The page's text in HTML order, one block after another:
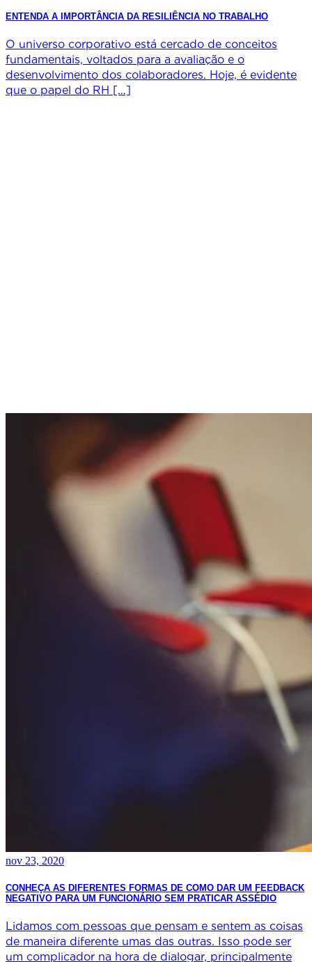
ENTENDA A IMPORTÂNCIA DA RESILIÊNCIA NO TRABALHO
O universo corporativo está cercado de conceitos
fundamentais, voltados para a avaliação e o
desenvolvimento dos colaboradores. Hoje, é evidente
que o papel do RH […]
nov 23, 2020
CONHEÇA AS DIFERENTES FORMAS DE COMO DAR UM FEEDBACK
NEGATIVO PARA UM FUNCIONÁRIO SEM PRATICAR ASSÉDIO
Lidamos com pessoas que pensam e sentem as coisas
de maneira diferente umas das outras. Isso pode ser
um complicador na hora de dialogar, principalmente